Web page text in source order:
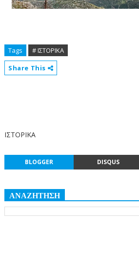
Tags
# ΙΣΤΟΡΙΚΑ
Share This
ΙΣΤΟΡΙΚΑ
BLOGGER DISQUS
ΑΝΑΖΗΤΗΣΗ